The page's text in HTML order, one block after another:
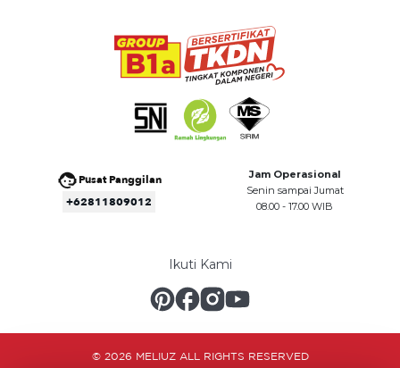
Pusat Panggilan
+62811809012
Jam Operasional
Senin sampai Jumat
08.00 - 17.00 WIB
Ikuti Kami
© 2026 MELIUZ ALL RIGHTS RESERVED